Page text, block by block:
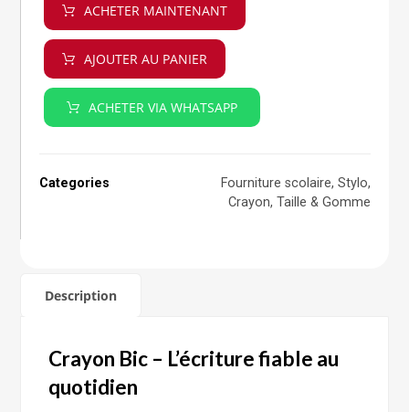
ACHETER MAINTENANT
AJOUTER AU PANIER
ACHETER VIA WHATSAPP
Categories Fourniture scolaire, Stylo,
Crayon, Taille & Gomme
Description
Crayon Bic – L’écriture fiable au
quotidien